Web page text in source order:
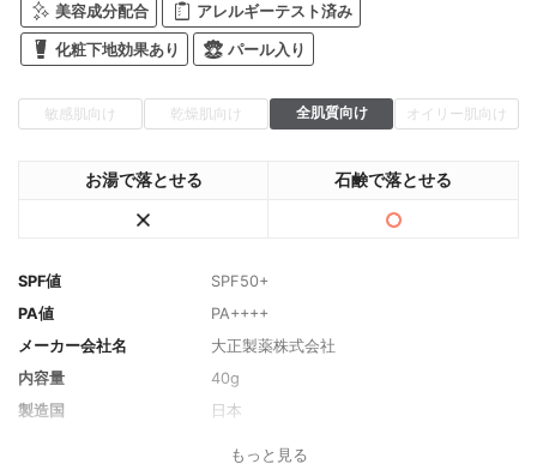
美容成分配合 アレルギーテスト済み
化粧下地効果あり パール入り
敏感肌向け 乾燥肌向け 全肌質向け オイリー肌向け
お湯で落とせる 石鹸で落とせる
SPF値
SPF50+
PA値
PA++++
メーカー会社名
大正製薬株式会社
内容量
40g
製造国
日本
もっと見る